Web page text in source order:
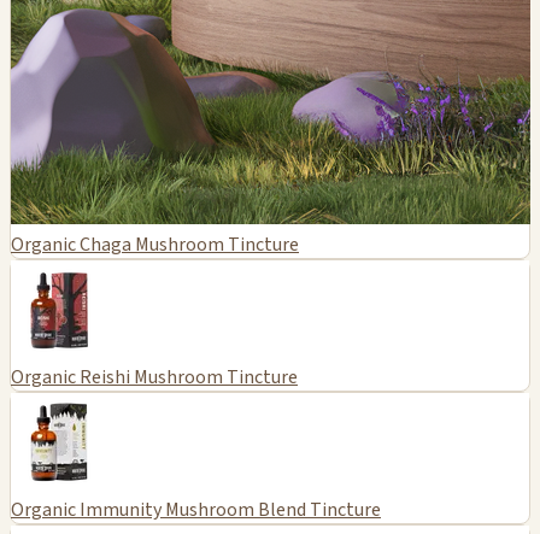
Organic Chaga Mushroom Tincture
Organic Reishi Mushroom Tincture
Organic Immunity Mushroom Blend Tincture